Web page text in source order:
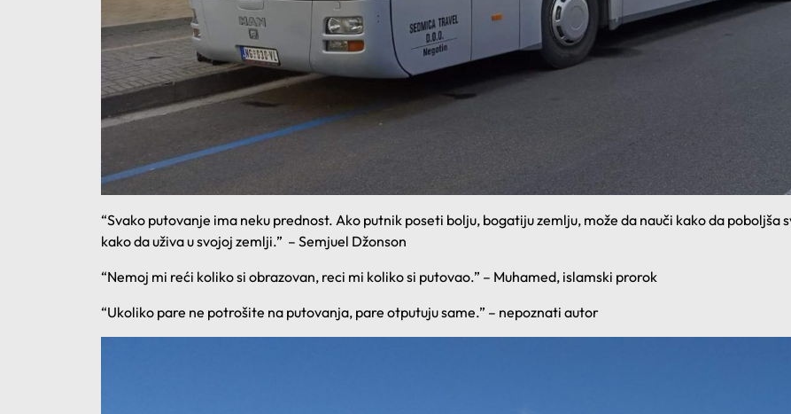
“Svako putovanje ima neku prednost. Ako putnik poseti bolju, bogatiju zemlju, može da nauči kako da poboljša
kako da uživa u svojoj zemlji.” – Semjuel Džonson
“Nemoj mi reći koliko si obrazovan, reci mi koliko si putovao.” – Muhamed, islamski prorok
“Ukoliko pare ne potrošite na putovanja, pare otputuju same.” – nepoznati autor